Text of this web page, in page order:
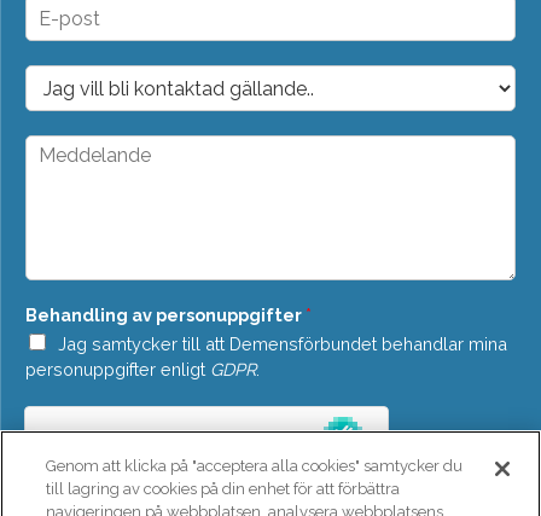
E
p
o
t
*
D
o
p
M
a
d
e
*
Behandling av personuppgifter *
Jag samtycker till att Demensförbundet behandlar mina
personuppgifter enligt GDPR.
Genom att klicka på "acceptera alla cookies" samtycker du
till lagring av cookies på din enhet för att förbättra
navigeringen på webbplatsen, analysera webbplatsens